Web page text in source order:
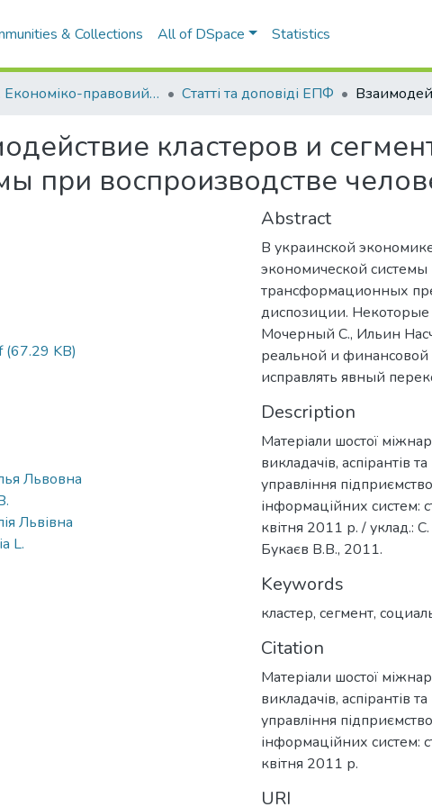
& Collections All of DSpace Statistics
04. Економіко-правовий факультет Статті та доповіді ЕПФ
кластеров и
при воспроизводстве
(67.29 KB)
Львовна
Львівна
L.
Abstract
В украинской
экономической
трансформационных
диспозиции.
Мочерный С., Ильин
реальной и финансовой
исправлять явный
Description
Матеріали шостої
викладачів, аспірантів
управління
інформаційних систем:
квітня 2011 р. / уклад.:
Букаєв В.В., 2011.
Keywords
кластер, сегмент,
Citation
Матеріали шостої
викладачів, аспірантів
управління
інформаційних систем:
квітня 2011 р.
URI